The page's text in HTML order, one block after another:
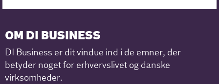
OM DI BUSINESS
DI Business er dit vindue ind i de emner, der
betyder noget for erhvervslivet og danske
virksomheder.